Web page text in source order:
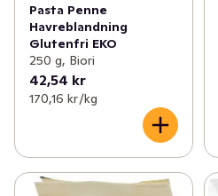
Pasta Penne
Havreblandning
Glutenfri EKO
250 g, Biori
42,54 kr
170,16 kr /kg